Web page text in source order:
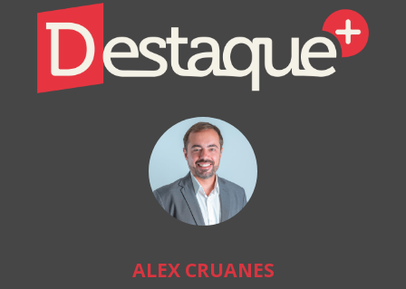
Colunistas
Destaque+
Online
ALEX CRUANES